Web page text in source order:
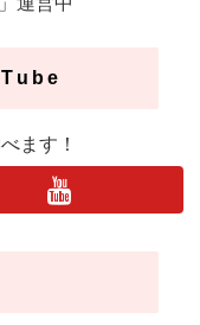
ます！